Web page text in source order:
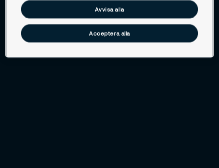
Avvisa alla
Acceptera alla